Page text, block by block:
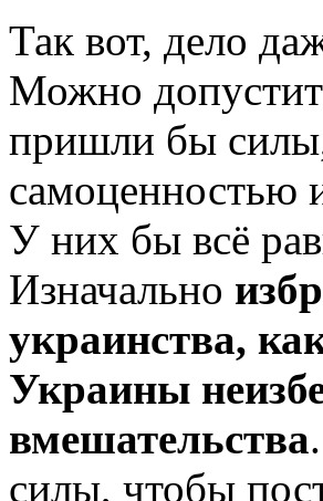
Так вот, дело
Можно
пришли бы силы,
самоценностью
У них бы всё
Изначально
украинства,
Украины
вмешательства
силы, чтобы